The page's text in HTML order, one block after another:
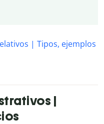
| Tipos, ejemplos
|